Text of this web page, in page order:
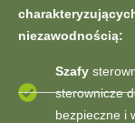
niezawodnością:
Szafy
sterownicze
bezpieczne i